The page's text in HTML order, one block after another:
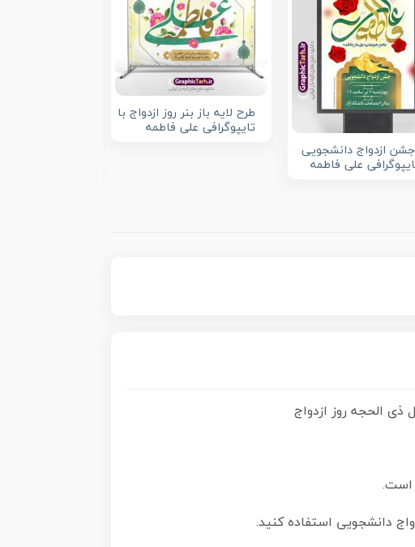
جشن ازدواج دانشجویی
علی فاطمه
طرح لایه باز بنر روز ازدواج با
تایپوگرافی علی فاطمه
ذی الحجه روز ازدواج
دانشجویی استفاده کنید.